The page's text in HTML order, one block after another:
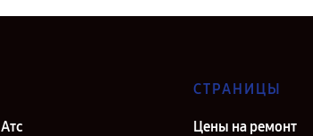
Атс
СТРАНИЦЫ
Цены на ремонт